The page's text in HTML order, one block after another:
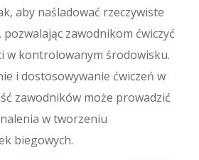
aby naśladować rzeczywiste
pozwalając zawodnikom ćwiczyć
w kontrolowanym środowisku.
i dostosowywanie ćwiczeń w
zawodników może prowadzić
w tworzeniu
biegowych.